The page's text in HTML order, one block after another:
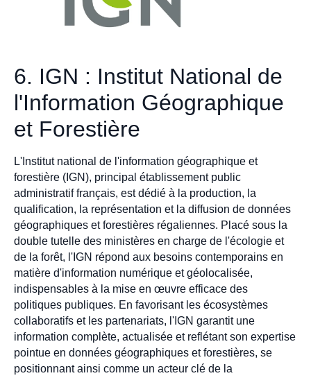
6. IGN : Institut National de
l'Information Géographique
et Forestière
L'Institut national de l'information géographique et
forestière (IGN), principal établissement public
administratif français, est dédié à la production, la
qualification, la représentation et la diffusion de données
géographiques et forestières régaliennes. Placé sous la
double tutelle des ministères en charge de l'écologie et
de la forêt, l'IGN répond aux besoins contemporains en
matière d'information numérique et géolocalisée,
indispensables à la mise en œuvre efficace des
politiques publiques. En favorisant les écosystèmes
collaboratifs et les partenariats, l'IGN garantit une
information complète, actualisée et reflétant son expertise
pointue en données géographiques et forestières, se
positionnant ainsi comme un acteur clé de la